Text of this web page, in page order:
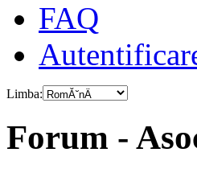
FAQ
Limba:
Forum -